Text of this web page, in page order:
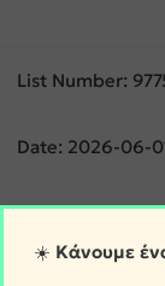
List Number:
Date: 2026-06-
Λήψη αναφοράς
PDF
☀️ Κάνουμε